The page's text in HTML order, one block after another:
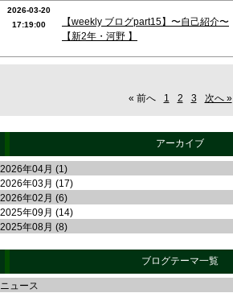
2026-03-20
17:19:00
【weekly ブログpart15】〜自己紹介〜
【新2年・河野 】
« 前へ 1 2 3 次へ »
アーカイブ
2026年04月 (1)
2026年03月 (17)
2026年02月 (6)
2025年09月 (14)
2025年08月 (8)
ブログテーマ一覧
ニュース